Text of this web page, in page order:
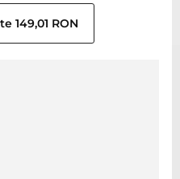
149,01 RON